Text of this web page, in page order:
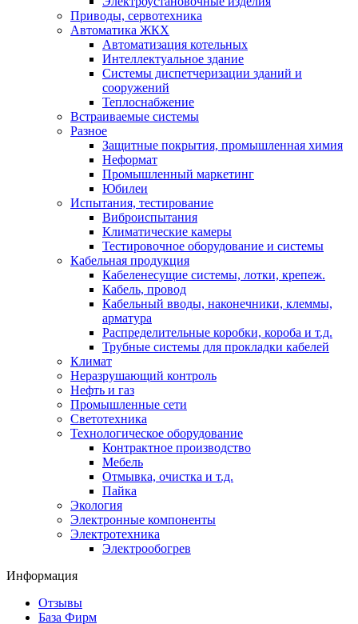
Приводы, сервотехника
Автоматика ЖКХ
Автоматизация котельных
Интеллектуальное здание
Системы диспетчеризации зданий и
сооружений
Теплоснабжение
Встраиваемые системы
Разное
Защитные покрытия, промышленная химия
Неформат
Промышленный маркетинг
Юбилеи
Испытания, тестирование
Виброиспытания
Климатические камеры
Тестировочное оборудование и системы
Кабельная продукция
Кабеленесущие системы, лотки, крепеж.
Кабель, провод
Кабельный вводы, наконечники, клеммы,
арматура
Распределительные коробки, короба и т.д.
Трубные системы для прокладки кабелей
Климат
Неразрушающий контроль
Нефть и газ
Промышленные сети
Светотехника
Технологическое оборудование
Контрактное производство
Мебель
Отмывка, очистка и т.д.
Пайка
Экология
Электронные компоненты
Электротехника
Электрообогрев
Информация
Отзывы
База Фирм